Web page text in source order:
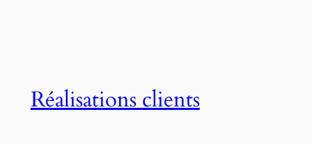
Réalisations clients